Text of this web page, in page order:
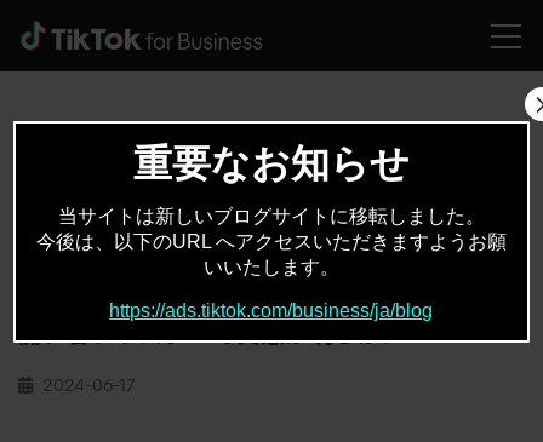
お役立ちコンテンツ
お役立ちコンテンツ,ユーザー調査
多様化するTikTokユーザー像の解像度を高め
る「7つのTikTokユーザーペルソナ」を公
開、各クラスターの実態が明らかに
2024-06-17
重要なお知らせ
当サイトは新しいブログサイトに移転しました。
今後は、以下のURL へアクセスいただきますようお願
いいたします。
https://ads.tiktok.com/business/ja/blog